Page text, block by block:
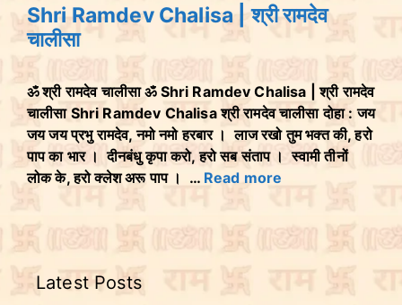
Shri Ramdev Chalisa | श्री रामदेव
चालीसा
ॐ श्री रामदेव चालीसा ॐ Shri Ramdev Chalisa | श्री रामदेव
चालीसा Shri Ramdev Chalisa श्री रामदेव चालीसा दोहा : जय
जय जय प्रभु रामदेव, नमो नमो हरबार । लाज रखो तुम भक्त की, हरो
पाप का भार । दीनबंधु कृपा करो, हरो सब संताप । स्वामी तीनों
लोक के, हरो क्लेश अरू पाप । … Read more
Latest Posts